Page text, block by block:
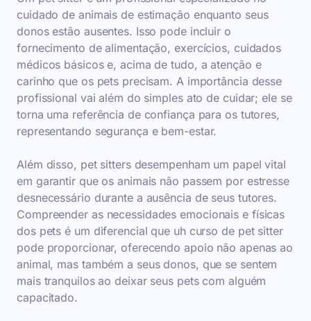
cuidado de animais de estimação enquanto seus
donos estão ausentes. Isso pode incluir o
fornecimento de alimentação, exercícios, cuidados
médicos básicos e, acima de tudo, a atenção e
carinho que os pets precisam. A importância desse
profissional vai além do simples ato de cuidar; ele se
torna uma referência de confiança para os tutores,
representando segurança e bem-estar.
Além disso, pet sitters desempenham um papel vital
em garantir que os animais não passem por estresse
desnecessário durante a ausência de seus tutores.
Compreender as necessidades emocionais e físicas
dos pets é um diferencial que uh curso de pet sitter
pode proporcionar, oferecendo apoio não apenas ao
animal, mas também a seus donos, que se sentem
mais tranquilos ao deixar seus pets com alguém
capacitado.